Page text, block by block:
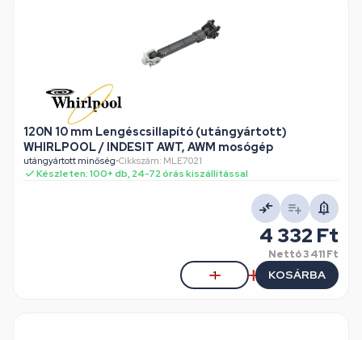
120N 10 mm Lengéscsillapító (utángyártott)
WHIRLPOOL / INDESIT AWT, AWM mosógép
utángyártott minőség•Cikkszám: MLE7021
Készleten: 100+ db, 24-72 órás kiszállítással
4 332 Ft
Nettó3 411 Ft
KOSÁRBA